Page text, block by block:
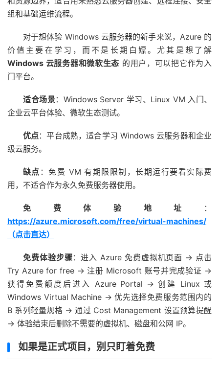
组和基础运维流程。
对于想体验 Windows 云服务器的新手来说，Azure 的
价值主要在学习，而不是长期白嫖。尤其是想了解
Windows 云服务器和微软生态 的用户，可以把它作为入
门平台。
适合场景：Windows Server 学习、Linux VM 入门、
企业云平台体验、微软生态测试。
优点：平台成熟，适合学习 Windows 云服务器和企业
级云服务。
缺点 ：免费 VM 有期限限制，长期运行要看实际费
用，不适合作为永久免费服务器使用。
免费体验地址
：
https://azure.microsoft.com/free/virtual-machines/
（点击直达）
免费体验步骤：进入 Azure 免费虚拟机页面 → 点击
Try Azure for free → 注册 Microsoft 账号并完成验证 →
获得免费额度后进入 Azure Portal → 创建 Linux 或
Windows Virtual Machine → 优先选择免费服务范围内的
B 系列轻量规格 → 通过 Cost Management 设置预算提醒
→ 体验结束后删除不需要的虚拟机、磁盘和公网 IP。
如果是正式项目，别只盯着免费